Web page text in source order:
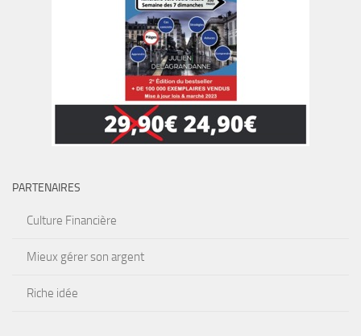
PARTENAIRES
Culture Financière
Mieux gérer son argent
Riche idée